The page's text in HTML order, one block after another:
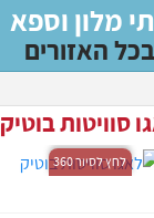
מלון וספא
בכל האזורים
סוויטות בוטיק
לחץ לסיור 360